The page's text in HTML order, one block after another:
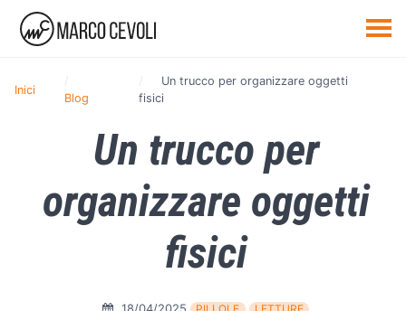
Inici
Blog
Un trucco per organizzare oggetti
fisici
Un trucco per
organizzare oggetti
fisici